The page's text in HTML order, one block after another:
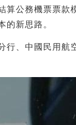
算公務機票票
的新思路。
行、中國民用航